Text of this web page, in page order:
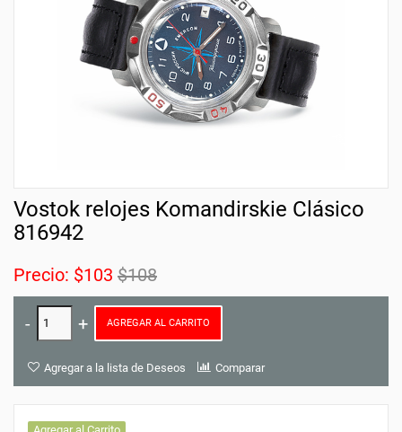
Vostok relojes Komandirskie Clásico
816942
Precio: $103 $108
AGREGAR AL CARRITO
Agregar a la lista de Deseos Comparar